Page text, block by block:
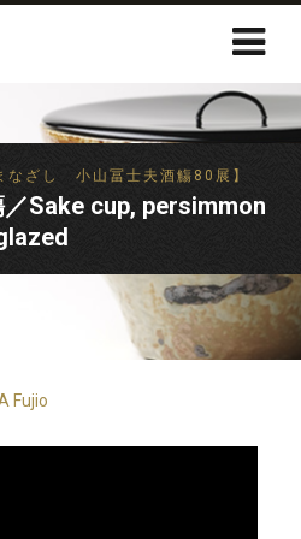
なざし 小山冨士夫酒觴80展】
Sake cup, persimmon
Fujio